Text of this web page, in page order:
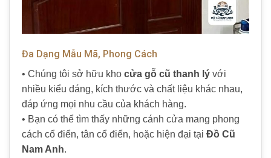
Đa Dạng Mẫu Mã, Phong Cách
• Chúng tôi sở hữu kho cửa gỗ cũ thanh lý với
nhiều kiểu dáng, kích thước và chất liệu khác nhau,
đáp ứng mọi nhu cầu của khách hàng.
• Bạn có thể tìm thấy những cánh cửa mang phong
cách cổ điển, tân cổ điển, hoặc hiện đại tại Đồ Cũ
Nam Anh.